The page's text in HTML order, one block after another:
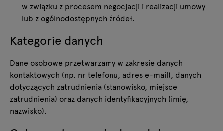
w związku z procesem negocjacji i realizacji umowy
lub z ogólnodostępnych źródeł.
Kategorie danych
Dane osobowe przetwarzamy w zakresie danych
kontaktowych (np. nr telefonu, adres e-mail), danych
dotyczących zatrudnienia (stanowisko, miejsce
zatrudnienia) oraz danych identyfikacyjnych (imię,
nazwisko).